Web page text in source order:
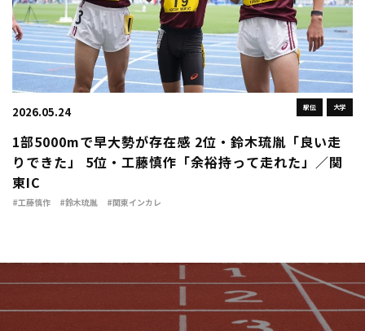
駅伝 大学
2026.05.24
1部5000mで早大勢が存在感 2位・鈴木琉胤「良い走
りできた」 5位・工藤慎作「余裕持って走れた」／関
東IC
#工藤慎作 #鈴木琉胤 #関東インカレ